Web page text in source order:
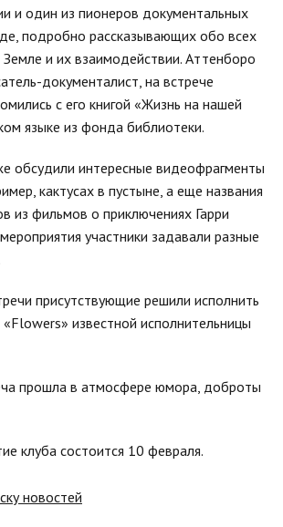
и один из пионеров документальных
подробно рассказывающих обо всех
и их взаимодействии. Аттенборо
документалист, на встрече
с его книгой «Жизнь на нашей
языке из фонда библиотеки.
обсудили интересные видеофрагменты
кактусах в пустыне, а еще названия
из фильмов о приключениях Гарри
участники задавали разные
присутствующие решили исполнить
известной исполнительницы
прошла в атмосфере юмора, доброты
клуба состоится 10 февраля.
новостей